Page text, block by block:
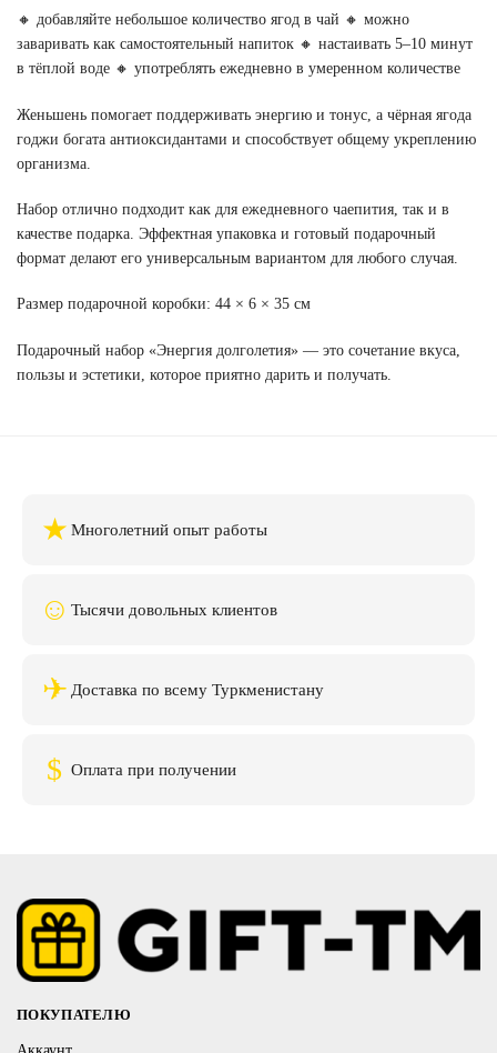
🔸 добавляйте небольшое количество ягод в чай 🔸 можно
заваривать как самостоятельный напиток 🔸 настаивать 5–10 минут
в тёплой воде 🔸 употреблять ежедневно в умеренном количестве
Женьшень помогает поддерживать энергию и тонус, а чёрная ягода
годжи богата антиоксидантами и способствует общему укреплению
организма.
Набор отлично подходит как для ежедневного чаепития, так и в
качестве подарка. Эффектная упаковка и готовый подарочный
формат делают его универсальным вариантом для любого случая.
Размер подарочной коробки: 44 × 6 × 35 см
Подарочный набор «Энергия долголетия» — это сочетание вкуса,
пользы и эстетики, которое приятно дарить и получать.
★ Многолетний опыт работы
☺ Тысячи довольных клиентов
✈ Доставка по всему Туркменистану
$ Оплата при получении
ПОКУПАТЕЛЮ